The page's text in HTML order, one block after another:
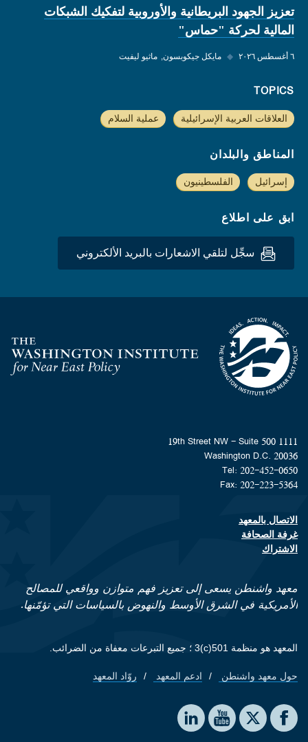
تعزيز الجهود البريطانية والأوروبية لتفكيك الشبكات
المالية لحركة "حماس"
٦ أغسطس ٢٠٢٦ ◆ مايكل جيكوبسون ماثيو ليفيت
TOPICS
العلاقات العربية الإسرائيلية عملية السلام
المناطق والبلدان
إسرائيل الفلسطينيون
ابق على اطلاع
سجِّل لتلقي الاشعارات بالبريد الألكتروني
Homepage
1111 19th Street NW - Suite 500
Washington D.C. 20036
Tel: 202-452-0650
Fax: 202-223-5364
Footer contact links
الاتصال بالمعهد
غرفة الصحافة
الاشتراك
معهد واشنطن يسعى إلى تعزيز فهم متوازن وواقعي للمصالح
الأمريكية في الشرق الأوسط والنهوض بالسياسات التي تؤمّنها.
المعهد هو منظمة 501(c)3 ؛ جميع التبرعات معفاة من الضرائب.
Footer quick links
حول معهد واشنطن ادعم المعهد روّاد المعهد
Social media
The Washington Institute on Facebook
The Washington Institute on X
The Washington Institute on YouTube
The Washington Institute on LinkedIn